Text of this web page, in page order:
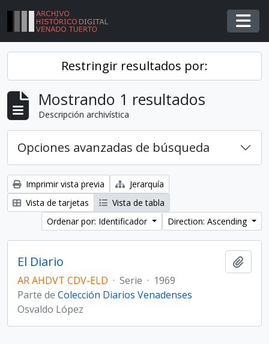
Skip to main content
Restringir resultados por:
Mostrando 1 resultados
Descripción archivística
Opciones avanzadas de búsqueda
Imprimir vista previa
Jerarquía
Vista de tarjetas
Vista de tabla
Ordenar por: Identificador
Direction: Ascending
El Diario
AR AHDVT CDV-ELD · Serie · 1969
Parte de Colección Diarios Venadenses
Osvaldo López